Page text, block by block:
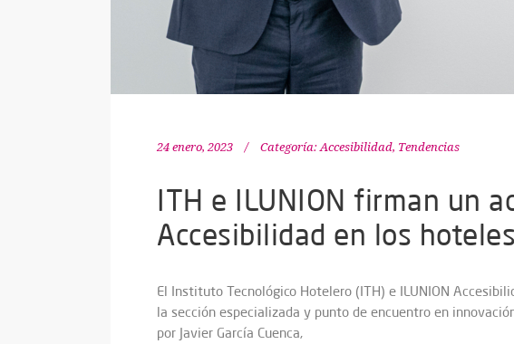
24 enero, 2023 Categoría: Accesibilidad, Tendencias
ITH e ILUNION firman un
Accesibilidad en los hoteles
El Instituto Tecnológico Hotelero (ITH) e ILUNION
la sección especializada y punto de encuentro en
por Javier García Cuenca,